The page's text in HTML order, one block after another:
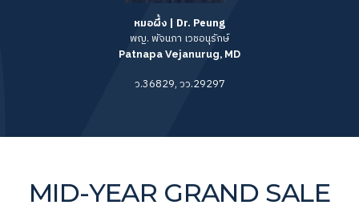
หมอผึ้ง | Dr. Peung
พญ. พัจนภา เวชอนุรักษ์
Patnapa Vejanurug, MD
ว.36829, วว.29297
MID-YEAR GRAND SALE